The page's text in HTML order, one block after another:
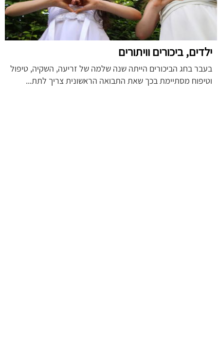
ילדים, ביכורים וויתורים
בעבר בחג הביכורים הייתה שנה שלמה של זריעה, השקיה, טיפול
וטיפוח מסתיימת בכך שאת התבואה הראשונית צריך לתת...